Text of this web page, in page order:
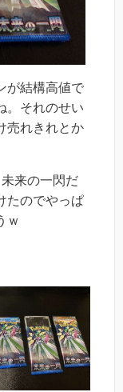
が結構高値で
。それのせい
売れきれとか
来の一閃だ
たのでやっぱ
ｗ